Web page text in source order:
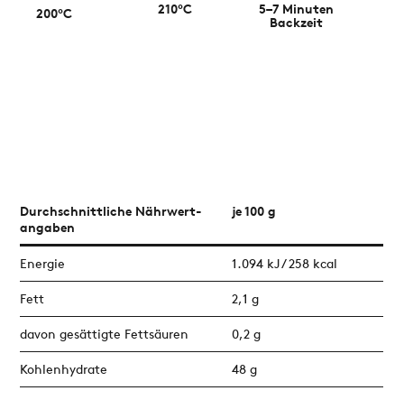
200°C 210°C
5–7 Minuten
Backzeit
Durchschnitt­liche Nähr­wert­
angaben
je 100 g
Energie 1.094 kJ / 258 kcal
Fett 2,1 g
davon gesättigte Fettsäuren 0,2 g
Kohlenhydrate 48 g